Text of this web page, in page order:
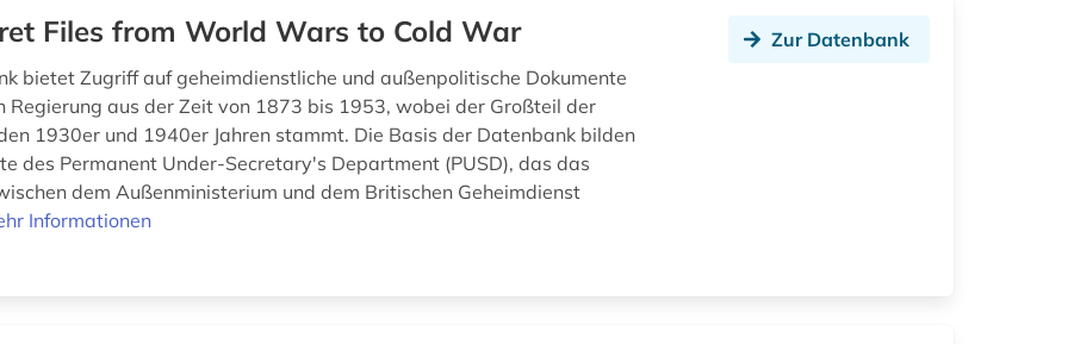
Files from World Wars to Cold War
bietet Zugriff auf geheimdienstliche und außenpolitische Dokumente
Regierung aus der Zeit von 1873 bis 1953, wobei der Großteil der
1930er und 1940er Jahren stammt. Die Basis der Datenbank bilden
des Permanent Under-Secretary's Department (PUSD), das das
dem Außenministerium und dem Britischen Geheimdienst
Informationen
Zur Datenbank